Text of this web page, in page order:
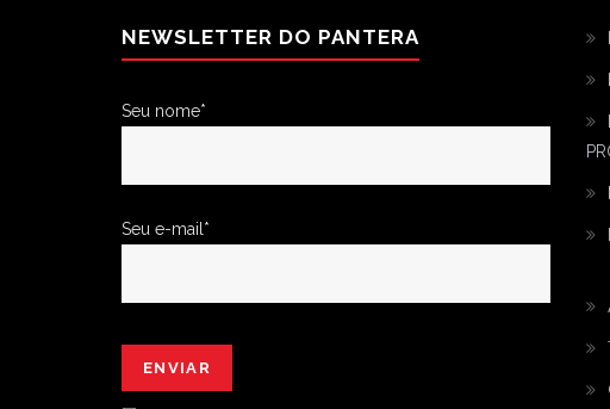
NEWSLETTER DO PANTERA
Seu nome*
Seu e-mail*